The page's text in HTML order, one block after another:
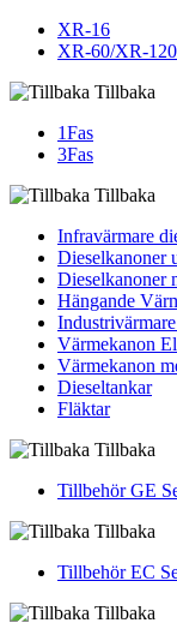
XR-16
XR-60/XR-
Tillbaka
1Fas
3Fas
Tillbaka
Infravärmare
Dieselkanoner
Dieselkanoner
Hängande
Värmekanon
Värmekanon
Dieseltankar
Fläktar
Tillbaka
Tillbehör GE
Tillbaka
Tillbehör EC
Tillbaka